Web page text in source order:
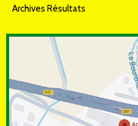
Archives Résultats